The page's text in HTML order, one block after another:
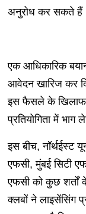
अनुरोध कर सकते
एक आधिकारिक
आवेदन खारिज कर
इस फैसले के खिलाफ
प्रतियोगिता में
इस बीच, नॉर्थईस्ट
एफसी, मुंबई सिटी
एफसी को कुछ शर्तों
क्लबों ने लाइसेंसिंग